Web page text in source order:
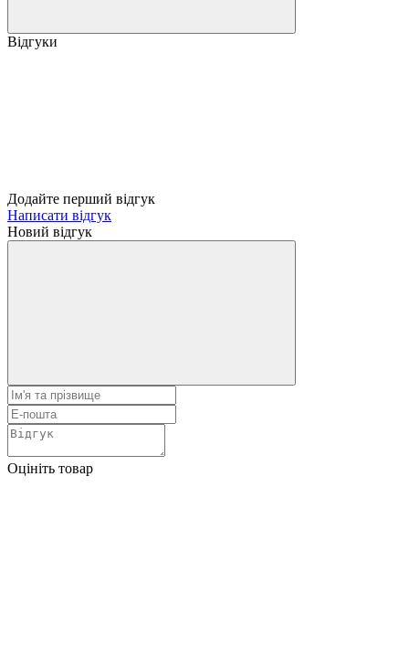
Відгуки
Додайте перший відгук
Написати відгук
Новий відгук
Оцініть товар